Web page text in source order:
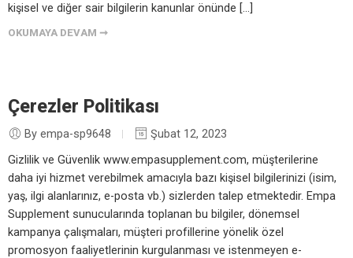
kişisel ve diğer sair bilgilerin kanunlar önünde […]
OKUMAYA DEVAM ➞
Çerezler Politikası
By empa-sp9648
Şubat 12, 2023
Gizlilik ve Güvenlik www.empasupplement.com, müşterilerine
daha iyi hizmet verebilmek amacıyla bazı kişisel bilgilerinizi (isim,
yaş, ilgi alanlarınız, e-posta vb.) sizlerden talep etmektedir. Empa
Supplement sunucularında toplanan bu bilgiler, dönemsel
kampanya çalışmaları, müşteri profillerine yönelik özel
promosyon faaliyetlerinin kurgulanması ve istenmeyen e-